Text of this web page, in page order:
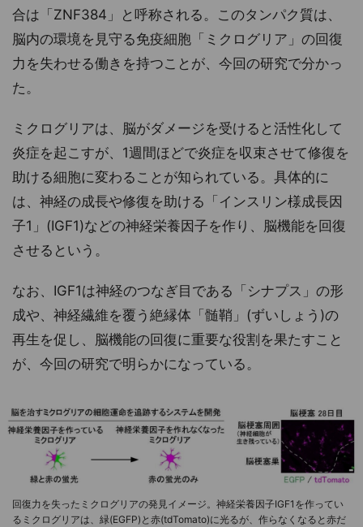
合は「ZNF384」と呼称される。このタンパク質は、
脳内の環境を見守る免疫細胞「ミクログリア」の回復
力を失わせる働きを持つことが、今回の研究で分かっ
た。
ミクログリアは、脳がダメージを受けると活性化して
炎症を起こすが、1週間ほどで炎症を収束させて修復を
助ける細胞に変わることが知られている。具体的に
は、神経の成長や修復を助ける「インスリン様成長因
子1」(IGF1)などの神経栄養因子を作り、脳機能を回復
させるという。
なお、IGF1は神経のつなぎ目である「シナプス」の形
成や、神経繊維を覆う絶縁体「髄鞘」(ずいしょう)の
再生を促し、脳機能の回復に重要な役割を果たすこと
が、今回の研究で明らかになっている。
回復力を失ったミクログリアの発見イメージ。神経栄養因子IGF1を作ってい
るミクログリアは、緑(EGFP)と赤(tdTomato)に光るが、作らなくなると赤だ